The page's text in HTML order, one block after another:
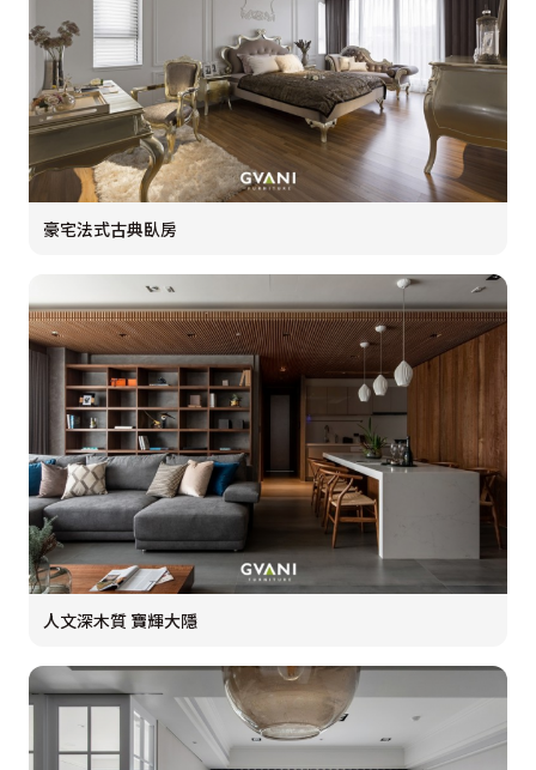
豪宅法式古典臥房
人文深木質 寶輝大隱